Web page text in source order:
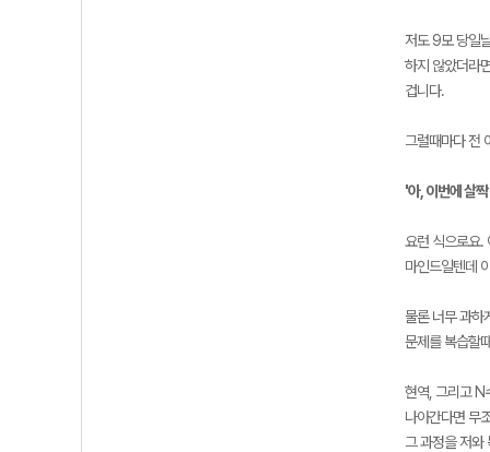
저도 9모 당일
하지 않았더라
겁니다.
그럴때마다 전
'아, 이번에 살
요런 식으로요.
마인드일텐데
물론 너무 과하
문제를 복습할
현역, 그리고 N
나아간다면 무
그 과정을 저와